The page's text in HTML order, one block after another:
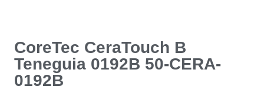
CoreTec CeraTouch B
Teneguia 0192B 50-CERA-
0192B